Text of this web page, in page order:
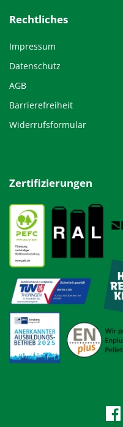
Rechtliches
Impressum
Datenschutz
AGB
Barrierefreiheit
Widerrufsformular
Zertifizierungen